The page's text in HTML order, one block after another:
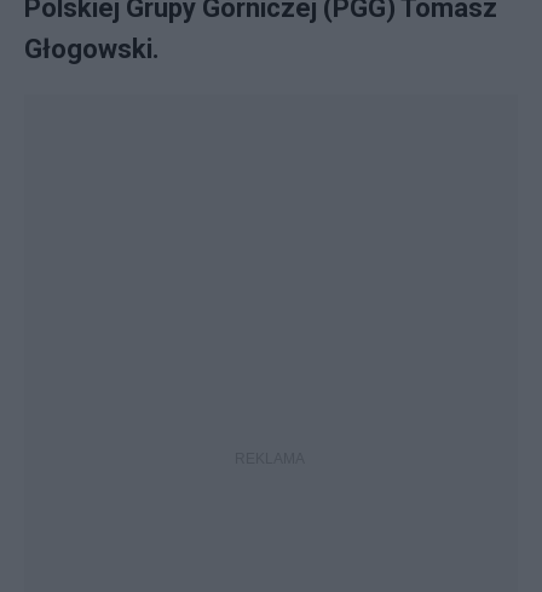
Polskiej Grupy Górniczej (PGG) Tomasz
Głogowski.